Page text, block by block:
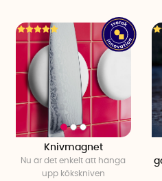
Knivmagnet
Nu är det enkelt att hänga
upp kökskniven